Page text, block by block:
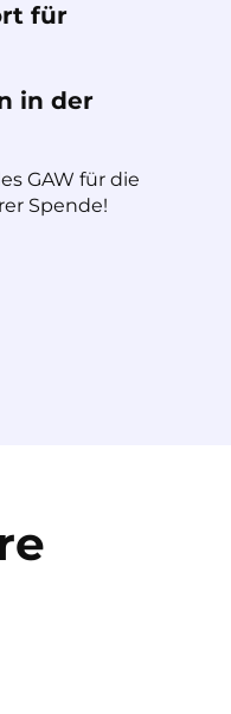
für
in der
GAW für die
Spende!